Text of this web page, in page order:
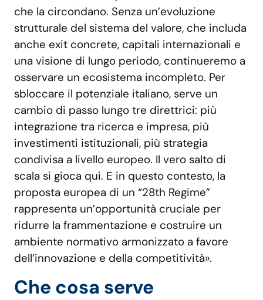
che la circondano. Senza un’evoluzione
strutturale del sistema del valore, che includa
anche exit concrete, capitali internazionali e
una visione di lungo periodo, continueremo a
osservare un ecosistema incompleto. Per
sbloccare il potenziale italiano, serve un
cambio di passo lungo tre direttrici: più
integrazione tra ricerca e impresa, più
investimenti istituzionali, più strategia
condivisa a livello europeo. Il vero salto di
scala si gioca qui. E in questo contesto, la
proposta europea di un “28th Regime”
rappresenta un’opportunità cruciale per
ridurre la frammentazione e costruire un
ambiente normativo armonizzato a favore
dell’innovazione e della competitività».
Che cosa serve